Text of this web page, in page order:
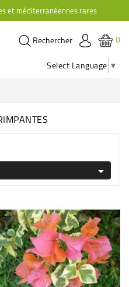
et méditerranéennes rares
0
Rechercher
Select Language ▼
